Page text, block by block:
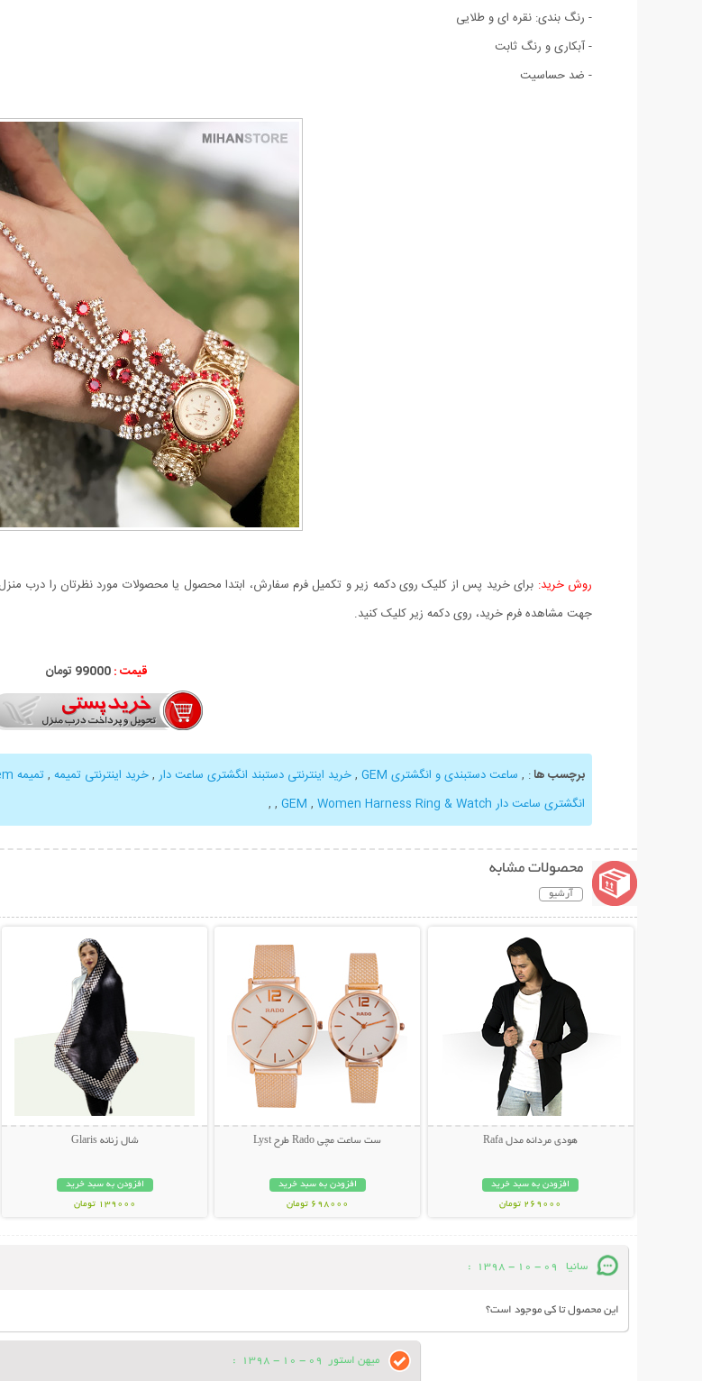
- رنگ بندی: نقره ای و طلایی
- آبکاری و رنگ ثابت
- ضد حساسیت
روش خرید: برای خرید پس از کلیک روی دکمه زیر و تکمیل فرم سفارش، ابتدا محصول یا محصولات مورد نظرتان را درب
جهت مشاهده فرم خرید، روی دکمه زیر کلیک کنید.
قیمت :99000 تومان
برچسب ها:
, ساعت دستبندی و انگشتری GEM ,خرید اینترنتی دستبند انگشتری ساعت دار ,خرید اینترنتی تمیمه , تمیمه gem
انگشتری ساعت دار GEM
, Women Harness Ring & Watch
,
,
محصولات مشابه
آرشیو
هودی مردانه مدل Rafa
افزودن به سبد خرید
269000 تومان
ست ساعت مچی Rado طرح Lyst
افزودن به سبد خرید
698000 تومان
شال زنانه Glaris
افزودن به سبد خرید
139000 تومان
سانیا 09 - 10 - 1398
:
این محصول تا کی موجود است؟
میهن استور 09 - 10 - 1398
: